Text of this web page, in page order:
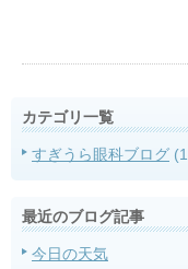
カテゴリ一覧
すぎうら眼科ブログ
最近のブログ記事
今日の天気